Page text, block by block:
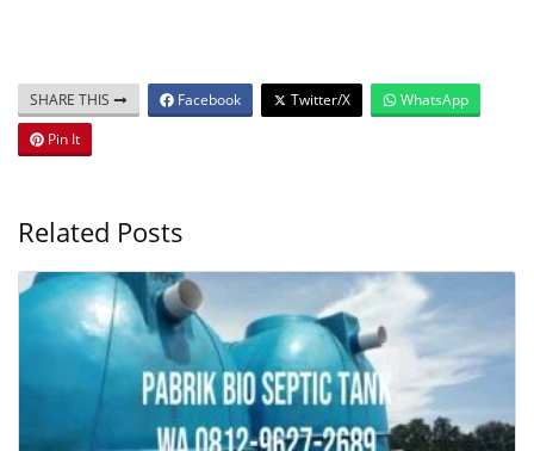
SHARE THIS Facebook Twitter/X
WhatsApp
Pin It
Related Posts